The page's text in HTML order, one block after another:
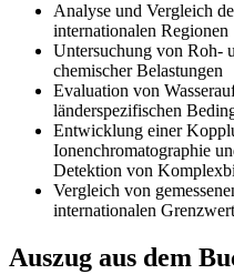
Analyse und Vergleich
internationalen Regionen
Untersuchung von Roh-
chemischer Belastungen
Evaluation von
länderspezifischen
Entwicklung einer
Ionenchromatographie
Detektion von
Vergleich von
internationalen
Auszug aus dem